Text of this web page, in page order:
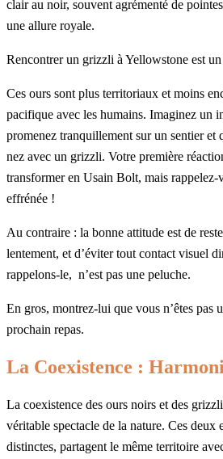
clair au noir, souvent agrémenté de
une allure royale.
Rencontrer un grizzli à Yellowstone est
Ces ours sont plus territoriaux et moins
pacifique avec les humains. Imaginez un
promenez tranquillement sur un sentier et
nez avec un grizzli. Votre première
transformer en Usain Bolt, mais rappelez-
effrénée !
Au contraire : la bonne attitude est de
lentement, et d’éviter tout contact visuel
rappelons-le, n’est pas une peluche.
En gros, montrez-lui que vous n’êtes pas
prochain repas.
La Coexistence :
La coexistence des ours noirs et des
véritable spectacle de la nature. Ces deux
distinctes, partagent le même territoire